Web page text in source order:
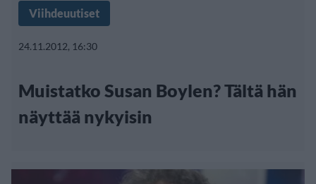
Viihdeuutiset
24.11.2012, 16:30
Muistatko Susan Boylen? Tältä hän
näyttää nykyisin